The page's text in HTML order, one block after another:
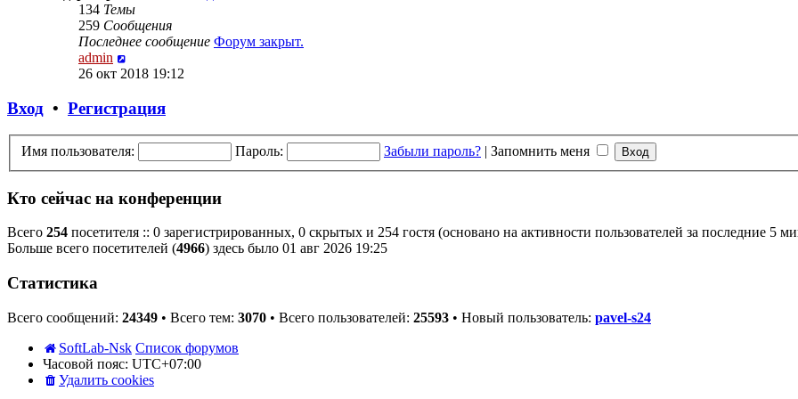
134 Темы
259 Сообщения
Последнее сообщение Форум закрыт.
admin
к
сообщению
26 окт 2018 19:12
Вход • Регистрация
Имя пользователя: Пароль: Забыли пароль? | Запомнить меня
Кто сейчас на конференции
Всего 254 посетителя :: 0 зарегистрированных, 0 скрытых и 254 гостя (основано на активности пользователей за последние 5
Больше всего посетителей (4966) здесь было 01 авг 2026 19:25
Статистика
Всего сообщений: 24349 • Всего тем: 3070 • Всего пользователей: 25593 • Новый пользователь: pavel-s24
SoftLab-Nsk Список форумов
Часовой пояс: UTC+07:00
Удалить cookies